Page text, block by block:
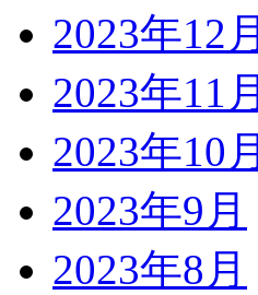
2023年12月
2023年11月
2023年10月
2023年9月
2023年8月